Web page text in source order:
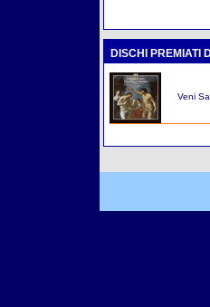
DISCHI PREMIATI
Veni